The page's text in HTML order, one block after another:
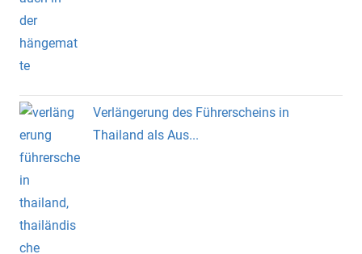
Verlängerung des Führerscheins in
Thailand als Aus...